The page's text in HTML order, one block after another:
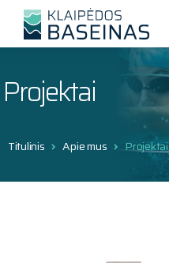
Projektai
Titulinis Apie mus Projektai